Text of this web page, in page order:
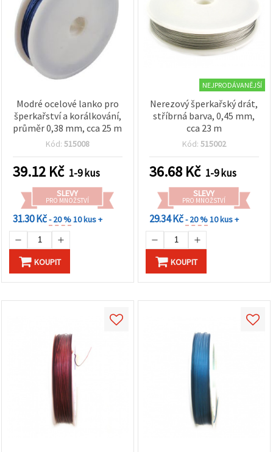
Modré ocelové lanko pro
šperkařství a korálkování,
průměr 0,38 mm, cca 25 m
Kód: 515008
39.12 Kč 1-9 kus
SLEVY
PRO MNOŽSTVÍ
31.30 Kč- 20 %10 kus +
KOUPIT
NEJPRODÁVANĚJŠÍ
Nerezový šperkařský drát,
stříbrná barva, 0,45 mm,
cca 23 m
Kód: 515002
36.68 Kč 1-9 kus
SLEVY
PRO MNOŽSTVÍ
29.34 Kč- 20 %10 kus +
KOUPIT